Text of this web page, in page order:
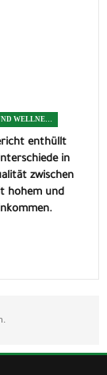
enthüllt
in
zwischen
hohem und